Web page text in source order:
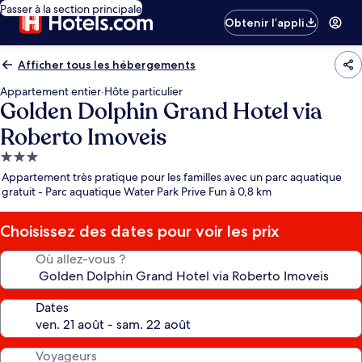
Passer à la section principale
Obtenir l’appli
Afficher tous les hébergements
Appartement entier·Hôte particulier
Golden Dolphin Grand Hotel via
Roberto Imoveis
Hébergement
3.0 étoiles
Appartement très pratique pour les familles avec un parc aquatique
gratuit - Parc aquatique Water Park Prive Fun à 0,8 km
Choisissez des dates pour voir les prix
Où allez-vous ?
Dates
Voyageurs